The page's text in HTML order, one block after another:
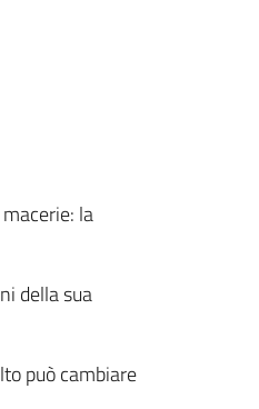
la
della sua
può cambiare